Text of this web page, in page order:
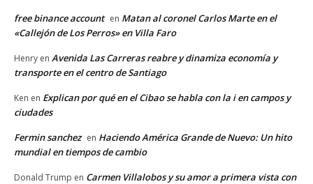
free binance account en Matan al coronel Carlos Marte en el
«Callejón de Los Perros» en Villa Faro
Henry en Avenida Las Carreras reabre y dinamiza economía y
transporte en el centro de Santiago
Ken en Explican por qué en el Cibao se habla con la i en campos y
ciudades
Fermin sanchez en Haciendo América Grande de Nuevo: Un hito
mundial en tiempos de cambio
Donald Trump en Carmen Villalobos y su amor a primera vista con